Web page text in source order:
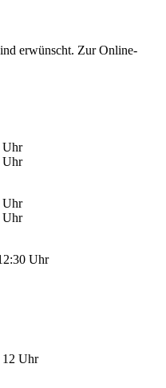
erwünscht. Zur Online-
Uhr
Uhr
Uhr
Uhr
Uhr
12 Uhr